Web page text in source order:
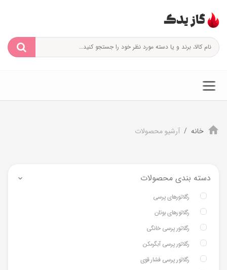
خانه آرشیو محصولات
دسته بندی محصولات
رگلاتورهای پرسی
رگلاتورهای بوتان
رگلاتور پرسی خانگی
رگلاتور پرسی آبگرمکن
رگلاتور پرسی فشار قوی